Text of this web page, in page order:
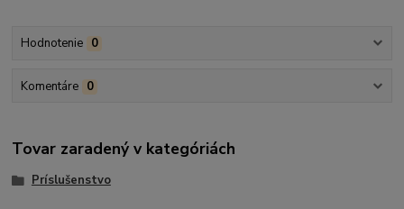
Hodnotenie 0
Komentáre 0
Tovar zaradený v kategóriách
Príslušenstvo